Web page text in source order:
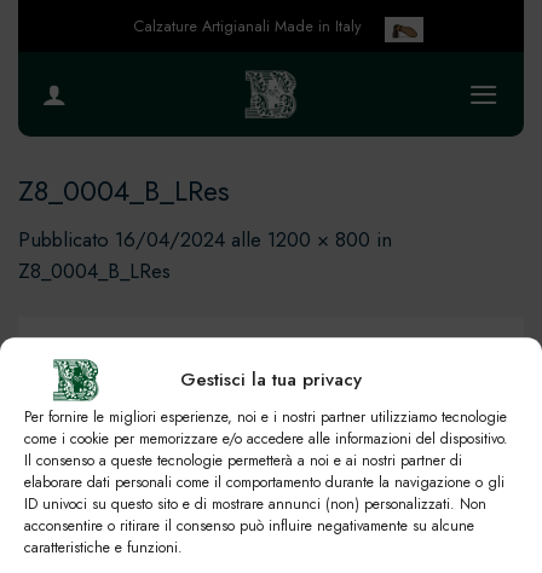
Gestisci la tua privacy
Per fornire le migliori esperienze, noi e i nostri partner utilizziamo tecnologie
come i cookie per memorizzare e/o accedere alle informazioni del dispositivo.
Il consenso a queste tecnologie permetterà a noi e ai nostri partner di
elaborare dati personali come il comportamento durante la navigazione o gli
ID univoci su questo sito e di mostrare annunci (non) personalizzati. Non
acconsentire o ritirare il consenso può influire negativamente su alcune
caratteristiche e funzioni.
Calzature Artigianali Made in Italy
Z8_0004_B_LRes
Pubblicato 16/04/2024 alle 1200 × 800 in
Z8_0004_B_LRes